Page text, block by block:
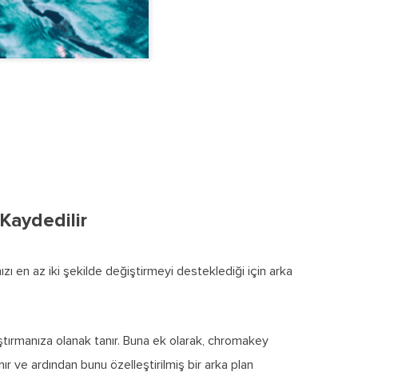
en az iki şekilde değiştirmeyi desteklediği için arka
olanak tanır. Buna ek olarak, chromakey
ve ardından bunu özelleştirilmiş bir arka plan